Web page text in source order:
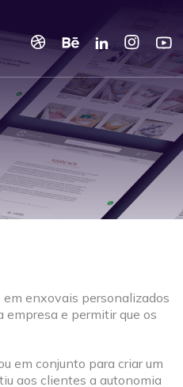
enxovais personalizados
e permitir que os
em conjunto para criar um
aos clientes a autonomia